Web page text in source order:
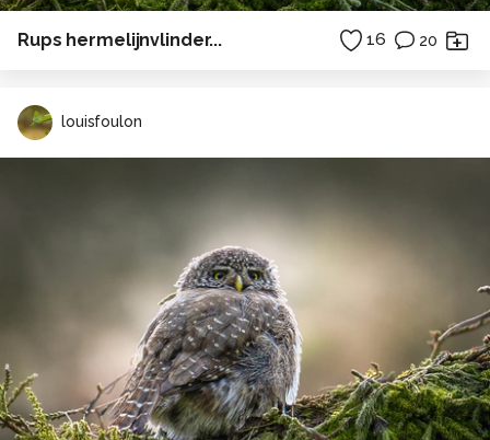
Rups hermelijnvlinder... 16 20
louisfoulon